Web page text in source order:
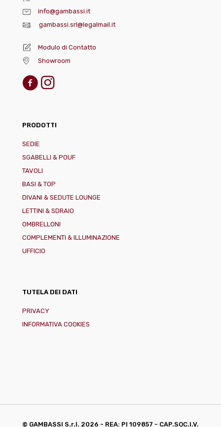
info@gambassi.it
gambassi.srl@legalmail.it
Modulo di Contatto
Showroom
PRODOTTI
SEDIE
SGABELLI & POUF
TAVOLI
BASI & TOP
DIVANI & SEDUTE LOUNGE
LETTINI & SDRAIO
OMBRELLONI
COMPLEMENTI & ILLUMINAZIONE
UFFICIO
TUTELA DEI DATI
PRIVACY
INFORMATIVA COOKIES
© GAMBASSI S.r.l. 2026 - REA: PI 109857 - CAP.SOC.I.V.